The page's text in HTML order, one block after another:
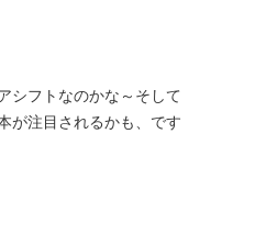
シフトなのかな～そして
が注目されるかも、です